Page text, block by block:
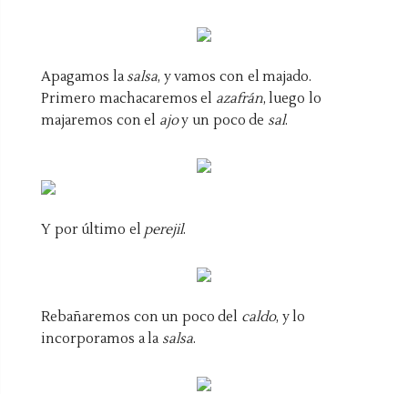
Apagamos la salsa, y vamos con el majado.
Primero machacaremos el azafrán, luego lo
majaremos con el ajoy un poco de sal.
Y por último el perejil.
Rebañaremos con un poco del caldo, y lo
incorporamos a la salsa.